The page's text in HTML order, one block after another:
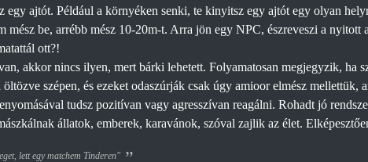
egy ajtót. Például a környéken senki, te kinyitsz egy ajtót egy olyan
mész be, arrébb mész 10-20m-t. Arra jön egy NPC, észreveszi a nyitott
ott?!
akkor nincs ilyen, mert bárki lehetett. Folyamatosan megjegyzik, ha
szépen, és ezeket odaszúrják csak úgy amioor elmész mellettük,
tudsz pozitívan vagy agresszívan reagálni. Rohadt jó
állatok, emberek, karavánok, szóval zajlik az élet.
lett egy matchem Tinderen"